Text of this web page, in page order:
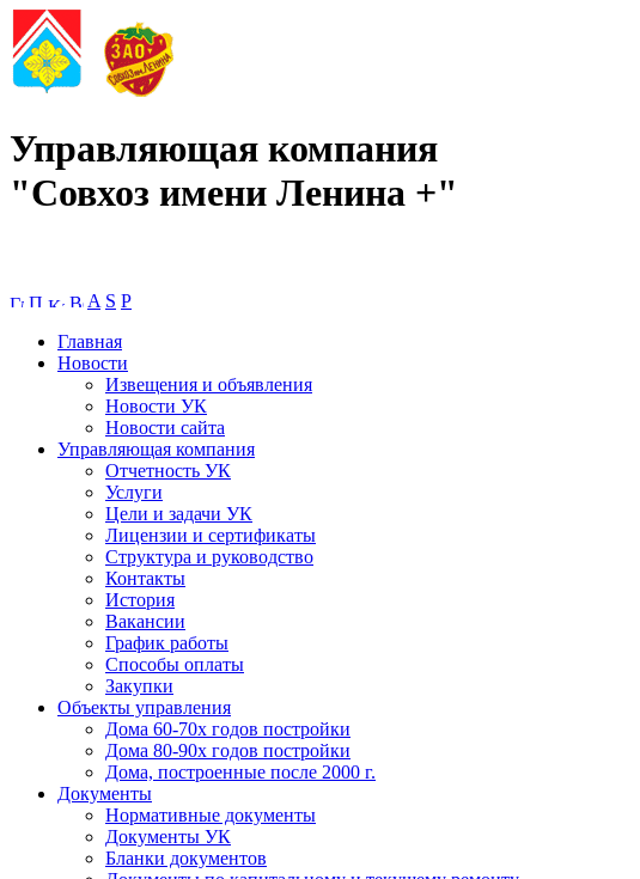
Управляющая компания
"Совхоз имени Ленина +"
A S P
Главная
Новости
Извещения и объявления
Новости УК
Новости сайта
Управляющая компания
Отчетность УК
Услуги
Цели и задачи УК
Лицензии и сертификаты
Структура и руководство
Контакты
История
Вакансии
График работы
Способы оплаты
Закупки
Объекты управления
Дома 60-70х годов постройки
Дома 80-90х годов постройки
Дома, построенные после 2000 г.
Документы
Нормативные документы
Документы УК
Бланки документов